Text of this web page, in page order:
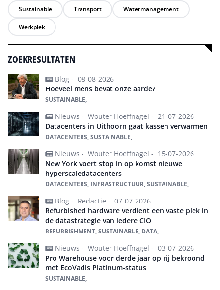
ZOEKRESULTATEN
Blog - 08-08-2026
Hoeveel mens bevat onze aarde?
SUSTAINABLE,
Nieuws - Wouter Hoeffnagel - 21-07-2026
Datacenters in Uithoorn gaat kassen verwarmen
DATACENTERS, SUSTAINABLE,
Nieuws - Wouter Hoeffnagel - 15-07-2026
New York voert stop in op komst nieuwe
hyperscaledatacenters
DATACENTERS, INFRASTRUCTUUR, SUSTAINABLE,
Blog - Redactie - 07-07-2026
Refurbished hardware verdient een vaste plek in
de datastrategie van iedere CIO
REFURBISHMENT, SUSTAINABLE, DATA,
Nieuws - Wouter Hoeffnagel - 03-07-2026
Pro Warehouse voor derde jaar op rij bekroond
met EcoVadis Platinum-status
SUSTAINABLE,
Sustainable Transport Watermanagement
Werkplek